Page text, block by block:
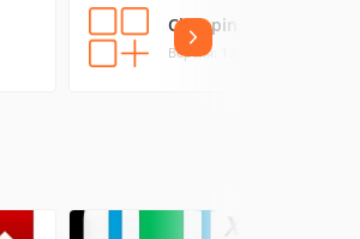
Chopping List
Версия: 1.0.5 (0.4 МБ)